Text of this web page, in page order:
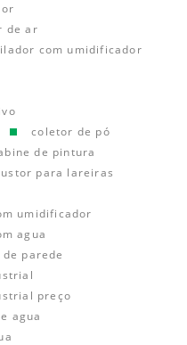
de ar
com umidificador
coletor de pó
de pintura
para lareiras
umidificador
agua
parede
preço
agua